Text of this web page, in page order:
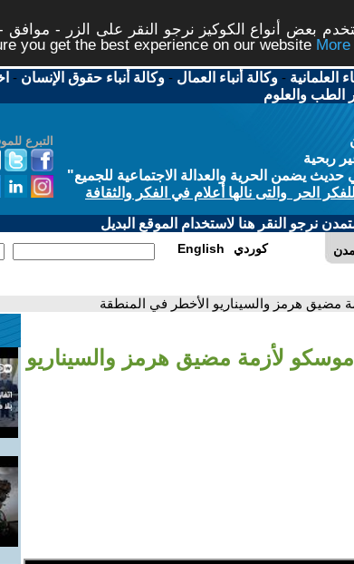
بعض أنواع الكوكيز نرجو النقر على الزر - موافق
you get the best experience on our website
العلمانية -وكالة أنباء العمال -وكالة أنباء حقوق الإنسان -
الطب والعلوم
التبرع
ربحية
يضمن الحرية والعدالة الاجتماعية للجميع"
الحر والتى نالها أعلام في الفكر والثقافة
نرجو النقر هنا لاستخدام الموقع البديل
English كوردي
مضيق هرمز والسيناريو الأخطر في المنطقة
لأزمة مضيق هرمز والسيناريو